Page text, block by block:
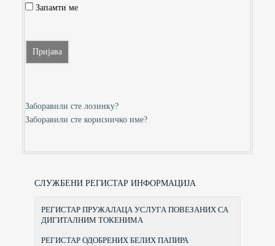
Запамти ме
Пријава
Заборавили сте лозинку?
Заборавили сте корисничко име?
СЛУЖБЕНИ РЕГИСТАР ИНФОРМАЦИЈА
РЕГИСТАР ПРУЖАЛАЦА УСЛУГА ПОВЕЗАНИХ СА
ДИГИТАЛНИМ ТОКЕНИМА
РЕГИСТАР ОДОБРЕНИХ БЕЛИХ ПАПИРА